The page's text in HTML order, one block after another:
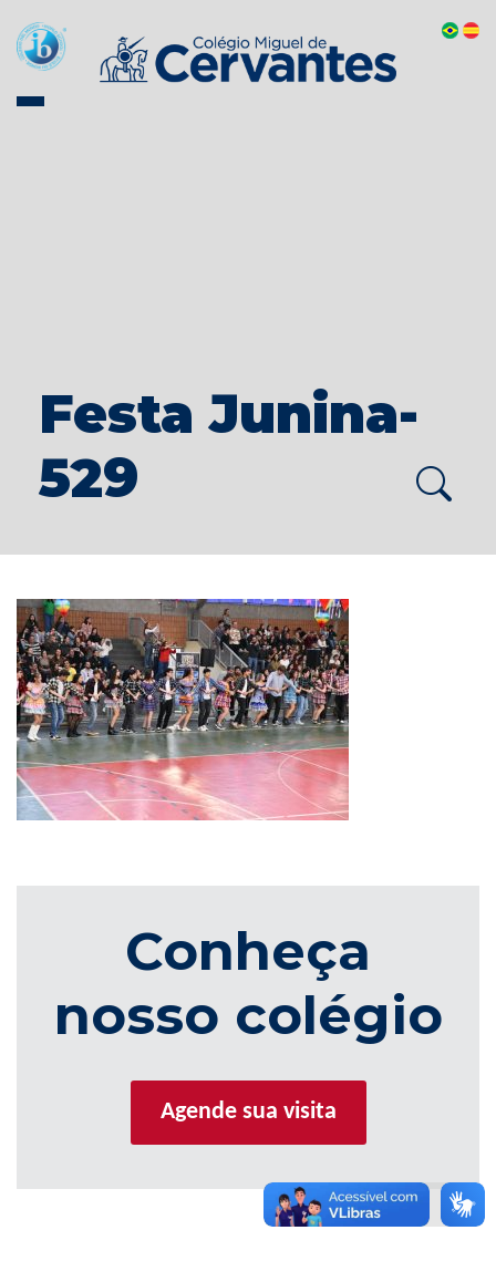
Festa Junina-
529
Conheça
nosso colégio
Agende sua visita